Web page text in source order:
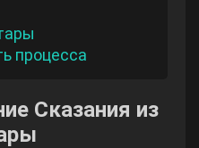
процесса
Сказания из